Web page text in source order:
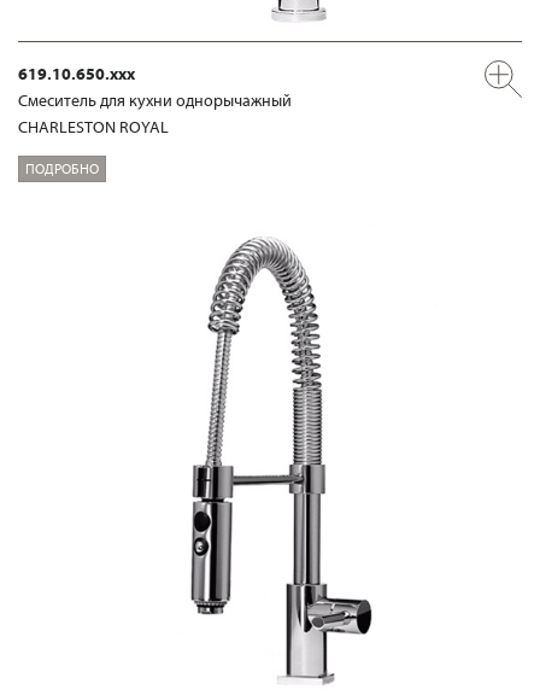
619.10.650.xxx
Смеситель для кухни однорычажный
CHARLESTON ROYAL
ПОДРОБНО